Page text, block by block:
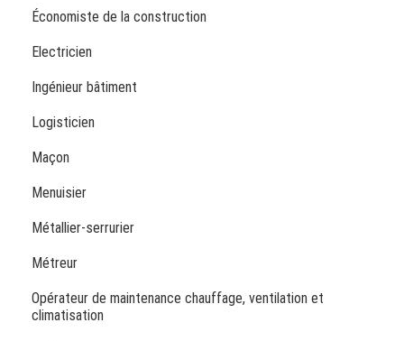
Économiste de la construction
Electricien
Ingénieur bâtiment
Logisticien
Maçon
Menuisier
Métallier-serrurier
Métreur
Opérateur de maintenance chauffage, ventilation et
climatisation